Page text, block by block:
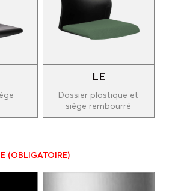
LE
Dossier plastique et
siège rembourré
(OBLIGATOIRE)